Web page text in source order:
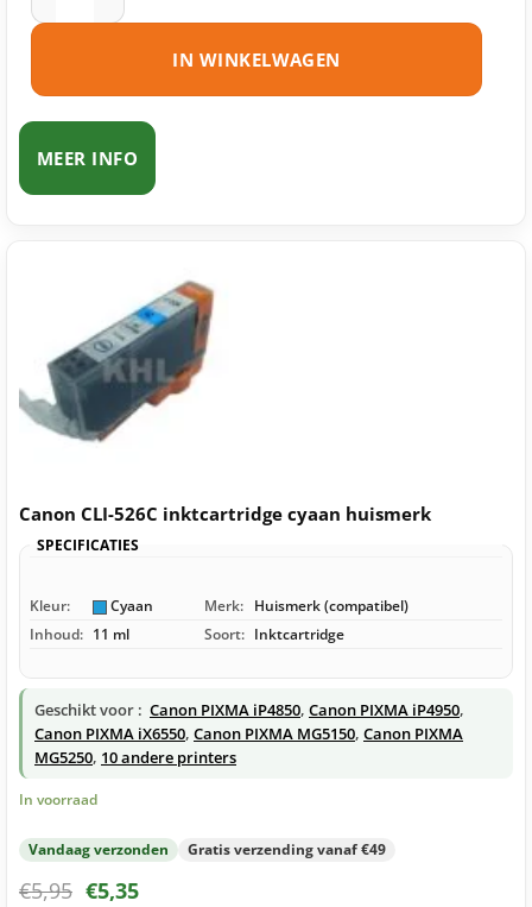
IN WINKELWAGEN
MEER INFO
Canon CLI-526C inktcartridge cyaan huismerk
SPECIFICATIES
Kleur: Cyaan Merk: Huismerk (compatibel)
Inhoud: 11 ml Soort: Inktcartridge
Geschikt voor : Canon PIXMA iP4850, Canon PIXMA iP4950,
Canon PIXMA iX6550, Canon PIXMA MG5150, Canon PIXMA
MG5250, 10 andere printers
In voorraad
Vandaag verzonden Gratis verzending vanaf €49
€5,95 €5,35